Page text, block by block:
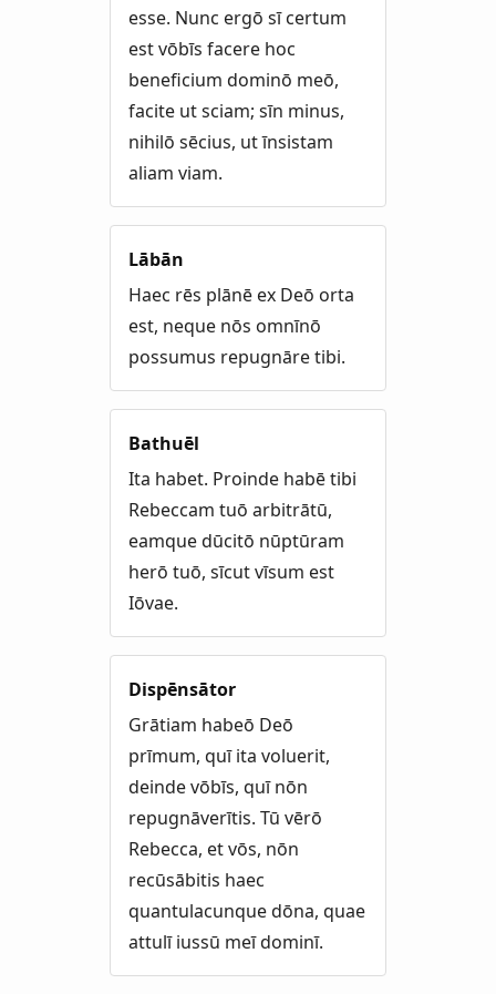
esse. Nunc ergō sī certum
est vōbīs facere hoc
beneficium dominō meō,
facite ut sciam; sīn minus,
nihilō sēcius, ut īnsistam
aliam viam.
Lābān
Haec rēs plānē ex Deō orta
est, neque nōs omnīnō
possumus repugnāre tibi.
Bathuēl
Ita habet. Proinde habē tibi
Rebeccam tuō arbitrātū,
eamque dūcitō nūptūram
herō tuō, sīcut vīsum est
Iōvae.
Dispēnsātor
Grātiam habeō Deō
prīmum, quī ita voluerit,
deinde vōbīs, quī nōn
repugnāverītis. Tū vērō
Rebecca, et vōs, nōn
recūsābitis haec
quantulacunque dōna, quae
attulī iussū meī dominī.